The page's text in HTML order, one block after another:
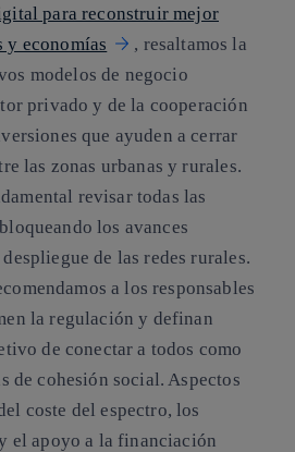
para reconstruir mejor
y economías
, resaltamos la
modelos de negocio
privado y de la cooperación
que ayuden a cerrar
las zonas urbanas y rurales.
revisar todas las
los avances
de las redes rurales.
a los responsables
la regulación y definan
de conectar a todos como
de cohesión social. Aspectos
coste del espectro, los
el apoyo a la financiación